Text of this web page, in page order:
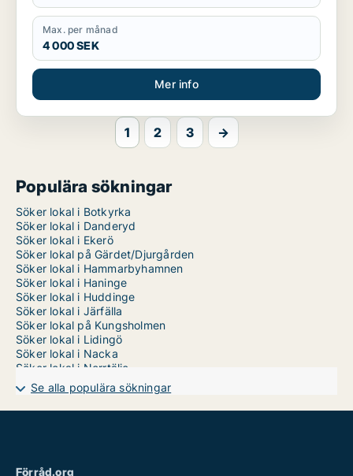
Max. per månad
4 000 SEK
Mer info
1 2 3 →
Populära sökningar
Söker lokal i Botkyrka
Söker lokal i Danderyd
Söker lokal i Ekerö
Söker lokal på Gärdet/Djurgården
Söker lokal i Hammarbyhamnen
Söker lokal i Haninge
Söker lokal i Huddinge
Söker lokal i Järfälla
Söker lokal på Kungsholmen
Söker lokal i Lidingö
Söker lokal i Nacka
Söker lokal i Norrtälje
Söker lokal i Nykvarn
Söker lokal i Nynäshamn
Söker lokal i Salem
Söker lokal i Stockholm Innerstad
Se alla populära sökningar
Förråd.org